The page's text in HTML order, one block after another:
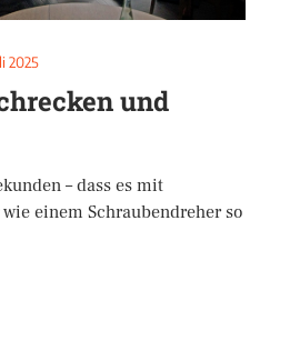
2025
und
– dass es mit
einem Schraubendreher so